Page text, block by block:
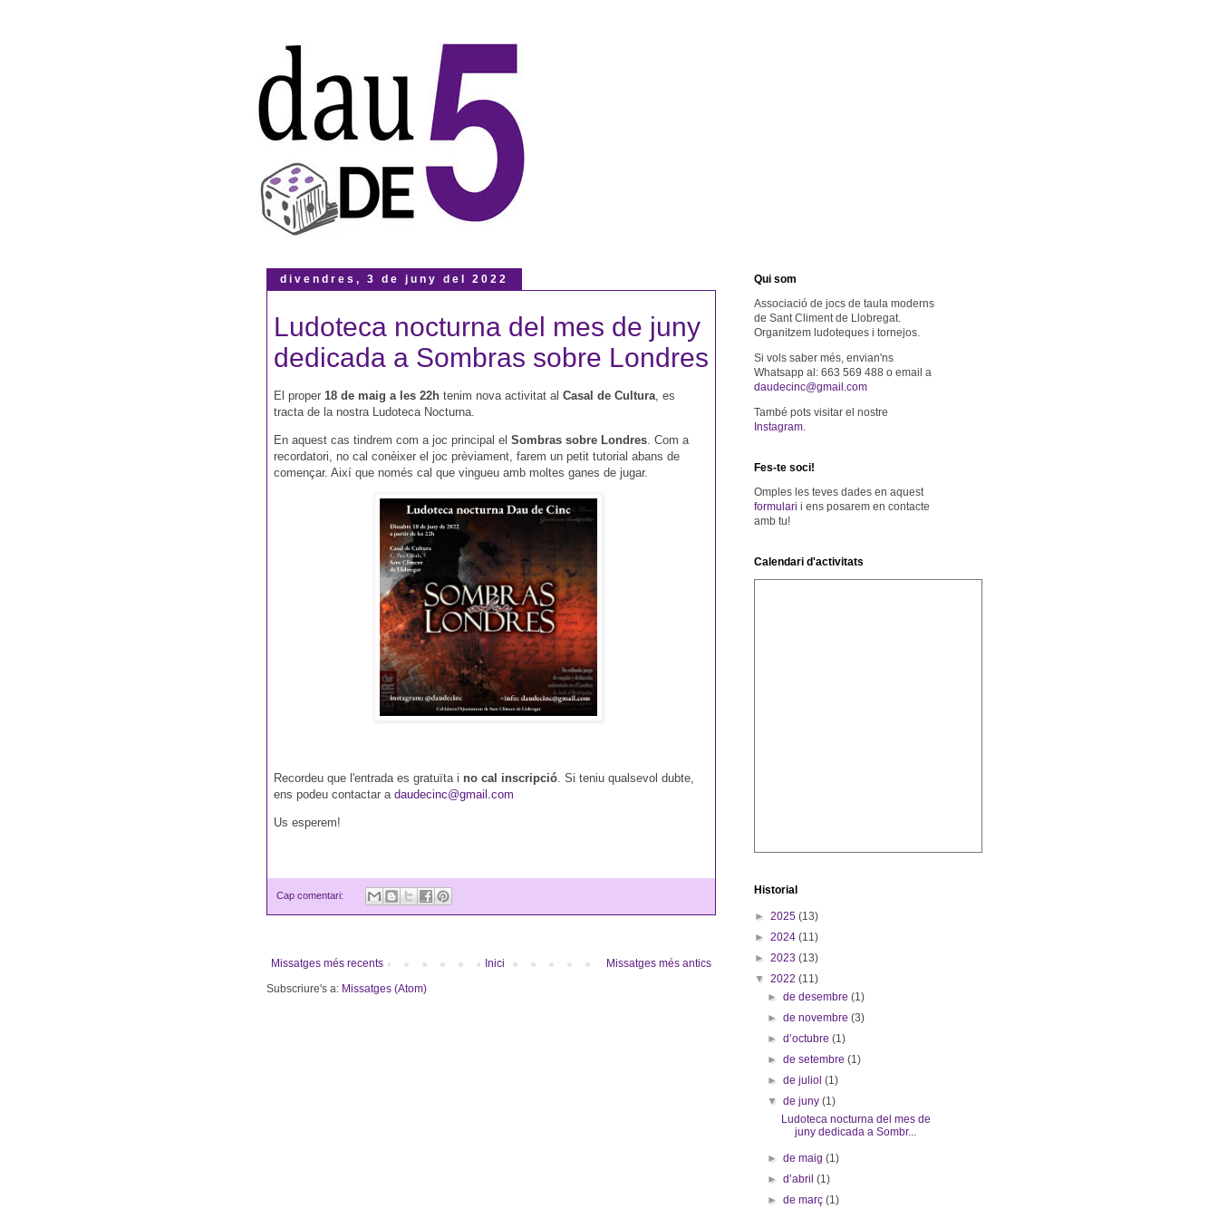
divendres, 3 de juny del 2022
Ludoteca nocturna del mes de juny
dedicada a Sombras sobre Londres
El proper 18 de maig a les 22h tenim nova activitat al Casal de Cultura , es
tracta de la nostra Ludoteca Nocturna.
En aquest cas tindrem com a joc principal el Sombras sobre Londres . Com a
recordatori, no cal conèixer el joc prèviament, farem un petit tutorial abans de
començar. Així que només cal que vingueu amb moltes ganes de jugar.
Recordeu que l'entrada es gratuïta i no cal inscripció. Si teniu qualsevol dubte,
ens podeu contactar a daudecinc@gmail.com
Us esperem!
Cap comentari:
Missatges més recents Missatges més antics
Inici
Subscriure's a: Missatges (Atom)
Qui som
Associació de jocs de taula moderns
de Sant Climent de Llobregat.
Organitzem ludoteques i tornejos.
Si vols saber més, envian'ns
Whatsapp al: 663 569 488 o email a
daudecinc@gmail.com
També pots visitar el nostre
Instagram.
Fes-te soci!
Omples les teves dades en aquest
formulari i ens posarem en contacte
amb tu!
Calendari d'activitats
Historial
► 2025 (13)
► 2024 (11)
► 2023 (13)
▼ 2022 (11)
►de desembre(1)
►de novembre(3)
►d’octubre(1)
►de setembre(1)
►de juliol(1)
▼de juny(1)
Ludoteca nocturna del mes de
juny dedicada a Sombr...
►de maig(1)
►d’abril(1)
►de març(1)